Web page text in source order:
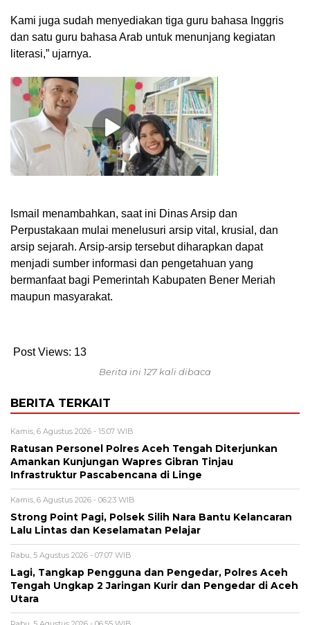
Kami juga sudah menyediakan tiga guru bahasa Inggris
dan satu guru bahasa Arab untuk menunjang kegiatan
literasi,” ujarnya.
Ismail menambahkan, saat ini Dinas Arsip dan
Perpustakaan mulai menelusuri arsip vital, krusial, dan
arsip sejarah. Arsip-arsip tersebut diharapkan dapat
menjadi sumber informasi dan pengetahuan yang
bermanfaat bagi Pemerintah Kabupaten Bener Meriah
maupun masyarakat.
Post Views: 13
Berita ini 127 kali dibaca
BERITA TERKAIT
Kamis, 6 Agustus 2026 - 15:07 WIB
Ratusan Personel Polres Aceh Tengah Diterjunkan
Amankan Kunjungan Wapres Gibran Tinjau
Infrastruktur Pascabencana di Linge
Kamis, 6 Agustus 2026 - 06:23 WIB
Strong Point Pagi, Polsek Silih Nara Bantu Kelancaran
Lalu Lintas dan Keselamatan Pelajar
Rabu, 5 Agustus 2026 - 07:07 WIB
Lagi, Tangkap Pengguna dan Pengedar, Polres Aceh
Tengah Ungkap 2 Jaringan Kurir dan Pengedar di Aceh
Utara